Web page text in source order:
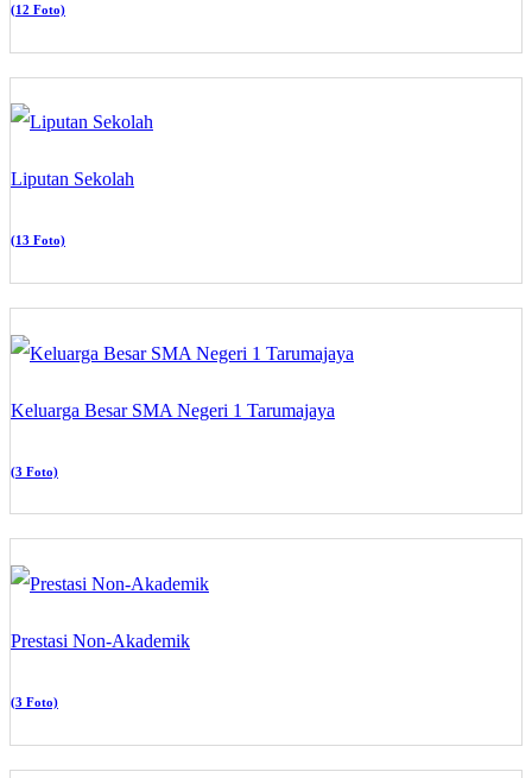
(12 Foto)
Liputan Sekolah
(13 Foto)
Keluarga Besar SMA Negeri 1 Tarumajaya
(3 Foto)
Prestasi Non-Akademik
(3 Foto)